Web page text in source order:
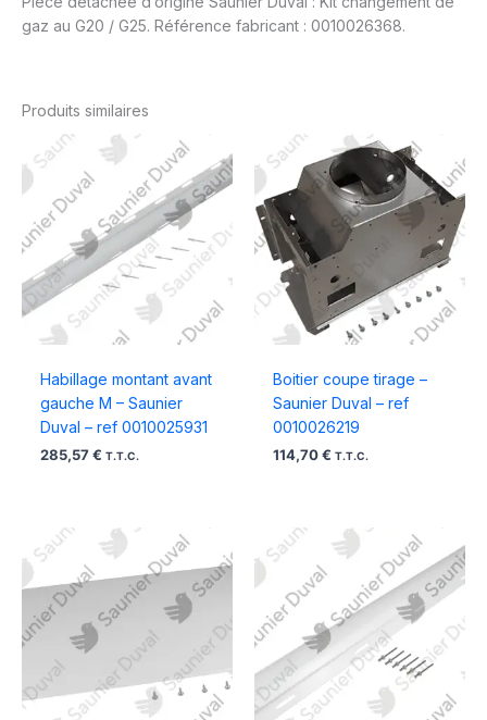
gaz au G20 / G25. Référence fabricant : 0010026368.
Produits similaires
Habillage montant avant
gauche M – Saunier
Duval – ref 0010025931
285,57 € T.T.C.
Boitier coupe tirage –
Saunier Duval – ref
0010026219
114,70 € T.T.C.